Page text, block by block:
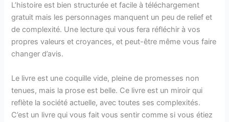
L’histoire est bien structurée et facile à téléchargement
gratuit mais les personnages manquent un peu de relief et
de complexité. Une lecture qui vous fera réfléchir à vos
propres valeurs et croyances, et peut-être même vous faire
changer d’avis.
Le livre est une coquille vide, pleine de promesses non
tenues, mais la prose est belle. Ce livre est un miroir qui
reflète la société actuelle, avec toutes ses complexités.
C’est un livre qui vous fait vous sentir comme si vous étiez